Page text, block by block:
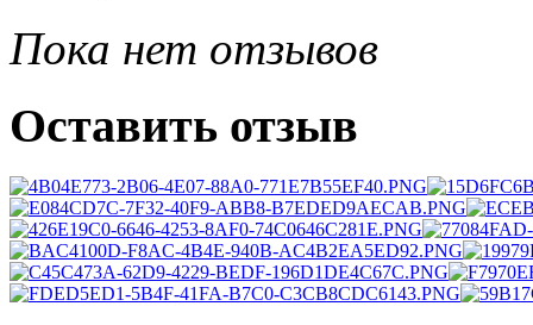
Пока нет отзывов
Оставить отзыв